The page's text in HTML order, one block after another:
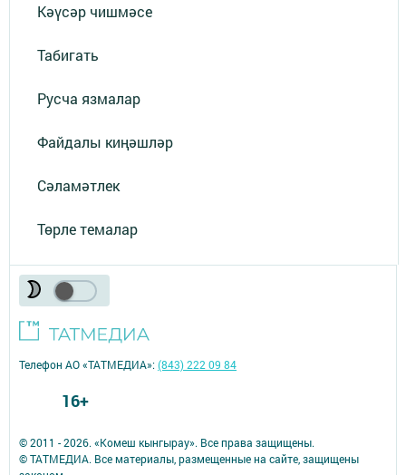
Кәүсәр чишмәсе
Табигать
Русча язмалар
Файдалы киңәшләр
Сәламәтлек
Төрле темалар
© 2011 - 2026. «Комеш кынгырау». Все права защищены.
© ТАТМЕДИА. Все материалы, размещенные на сайте, защищены
Телефон АО «ТАТМЕДИА»:(843) 222 09 84
16+